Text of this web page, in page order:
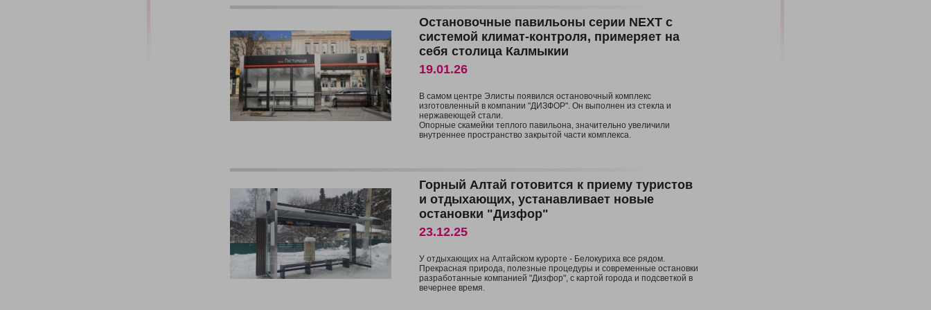
Остановочные павильоны серии NEXT с
системой климат-контроля, примеряет на
себя столица Калмыкии
19.01.26
В самом центре Элисты появился остановочный комплекс
изготовленный в компании "ДИЗФОР". Он выполнен из стекла и
нержавеющей стали.
Опорные скамейки теплого павильона, значительно увеличили
внутреннее пространство закрытой части комплекса.
Горный Алтай готовится к приему туристов
и отдыхающих, устанавливает новые
остановки "Дизфор"
23.12.25
У отдыхающих на Алтайском курорте - Белокуриха все рядом.
Прекрасная природа, полезные процедуры и современные остановки
разработанные компанией "Дизфор", с картой города и подсветкой в
вечернее время.